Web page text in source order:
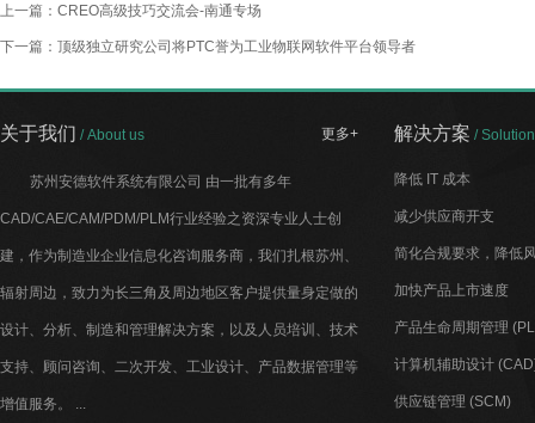
上一篇： CREO高级技巧交流会-南通专场
下一篇： 顶级独立研究公司将PTC誉为工业物联网软件平台领导者
关于我们 / About us 更多+
苏州安德软件系统有限公司 由一批有多年
CAD/CAE/CAM/PDM/PLM行业经验之资深专业人士创
建，作为制造业企业信息化咨询服务商，我们扎根苏州、
辐射周边，致力为长三角及周边地区客户提供量身定做的
设计、分析、制造和管理解决方案，以及人员培训、技术
支持、顾问咨询、二次开发、工业设计、产品数据管理等
增值服务。 ...
解决方案 / Solution
降低 IT 成本
减少供应商开支
简化合规要求，降低
加快产品上市速度
产品生命周期管理
计算机辅助设计
供应链管理 (SCM)